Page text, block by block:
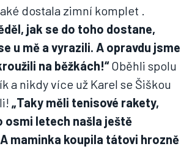
dostala zimní komplet .
jak se do toho dostane,
u mě a vyrazili. A opravdu jsme
na běžkách!“Oběhli spolu
a nikdy více už Karel se Šiškou
„Taky měli tenisové rakety,
osmi letech našla ještě
maminka koupila tátovi hrozně